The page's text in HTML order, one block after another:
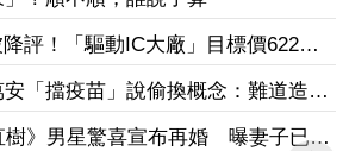
評！「驅動IC大廠」目標價622
圓代工、封測3大成本壓力浮現
「擋疫苗」說偷換概念：難道造謠
樹》男星驚喜宣布再婚 曝妻子已懷